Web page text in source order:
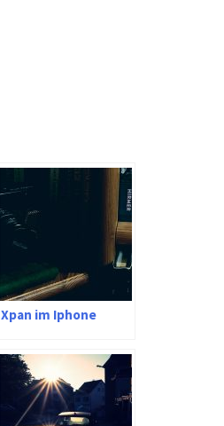
Xpan im Iphone